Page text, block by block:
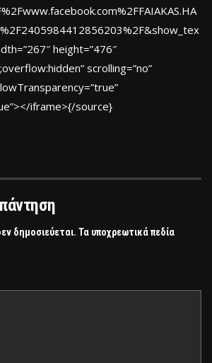
height=”476″
scrolling=”no”
iframe>{/source}
δημοσιεύεται. Τα υποχρεωτικά πεδία